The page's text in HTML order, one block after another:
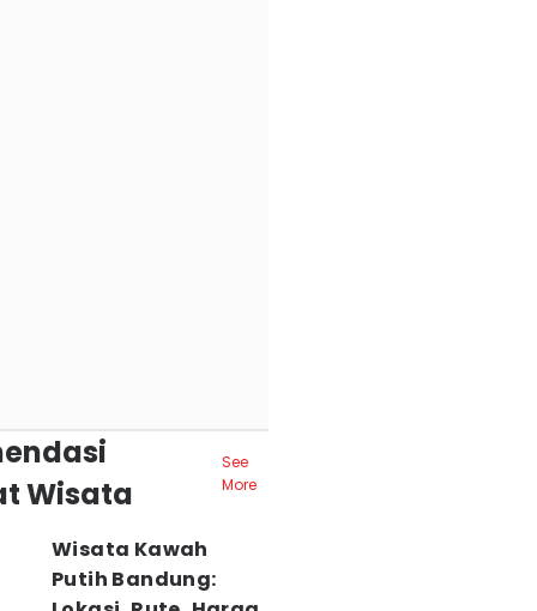
Wisata
See
More
Wisata Kawah
Putih Bandung: